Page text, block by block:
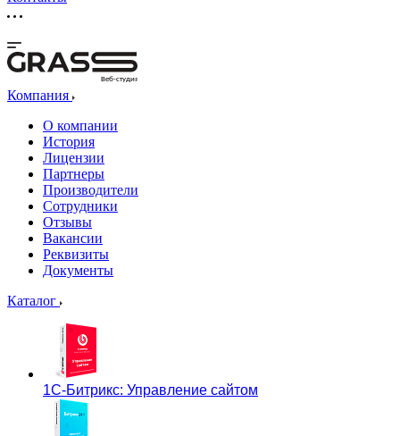
Веб-студия
Компания
О компании
История
Лицензии
Партнеры
Производители
Сотрудники
Отзывы
Вакансии
Реквизиты
Документы
Каталог
1С-Битрикс: Управление сайтом